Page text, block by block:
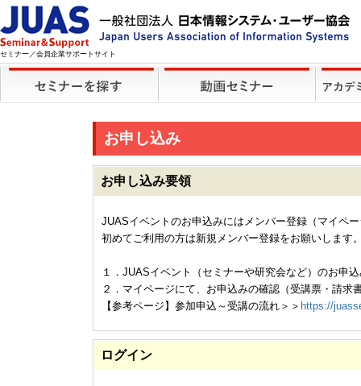
セミナー／会員企業サポートサイト
お申し込み
お申し込み要領
JUASイベントのお申込みにはメンバー登録（マイペ
初めてご利用の方は新規メンバー登録をお願いします
１．JUASイベント（セミナーや研究会など）のお申
２．マイページにて、お申込みの確認（受講票・請求
【参考ページ】参加申込～受講の流れ＞＞ https://
ログイン